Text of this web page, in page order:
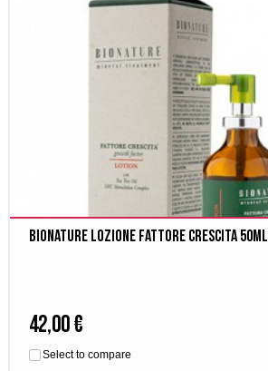
Bionature Lozione Fattore Crescita 50ml
42,00 €
Select to compare